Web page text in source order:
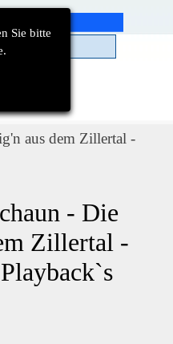
Sie bitte
überspringen
aus dem Zillertal -
- Die
Zillertal -